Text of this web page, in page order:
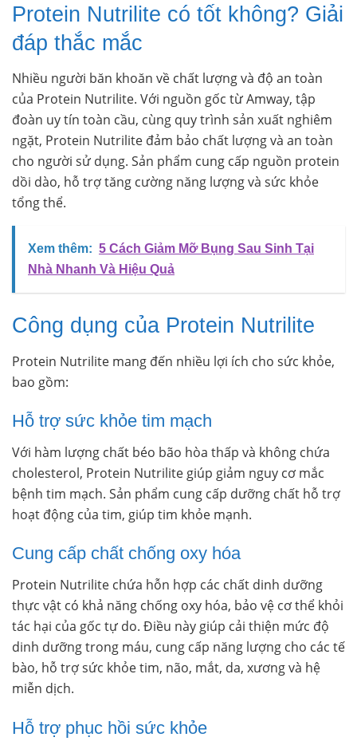
Protein Nutrilite có tốt không? Giải
đáp thắc mắc
Nhiều người băn khoăn về chất lượng và độ an toàn
của Protein Nutrilite. Với nguồn gốc từ Amway, tập
đoàn uy tín toàn cầu, cùng quy trình sản xuất nghiêm
ngặt, Protein Nutrilite đảm bảo chất lượng và an toàn
cho người sử dụng. Sản phẩm cung cấp nguồn protein
dồi dào, hỗ trợ tăng cường năng lượng và sức khỏe
tổng thể.
Xem thêm: 5 Cách Giảm Mỡ Bụng Sau Sinh Tại
Nhà Nhanh Và Hiệu Quả
Công dụng của Protein Nutrilite
Protein Nutrilite mang đến nhiều lợi ích cho sức khỏe,
bao gồm:
Hỗ trợ sức khỏe tim mạch
Với hàm lượng chất béo bão hòa thấp và không chứa
cholesterol, Protein Nutrilite giúp giảm nguy cơ mắc
bệnh tim mạch. Sản phẩm cung cấp dưỡng chất hỗ trợ
hoạt động của tim, giúp tim khỏe mạnh.
Cung cấp chất chống oxy hóa
Protein Nutrilite chứa hỗn hợp các chất dinh dưỡng
thực vật có khả năng chống oxy hóa, bảo vệ cơ thể khỏi
tác hại của gốc tự do. Điều này giúp cải thiện mức độ
dinh dưỡng trong máu, cung cấp năng lượng cho các tế
bào, hỗ trợ sức khỏe tim, não, mắt, da, xương và hệ
miễn dịch.
Hỗ trợ phục hồi sức khỏe